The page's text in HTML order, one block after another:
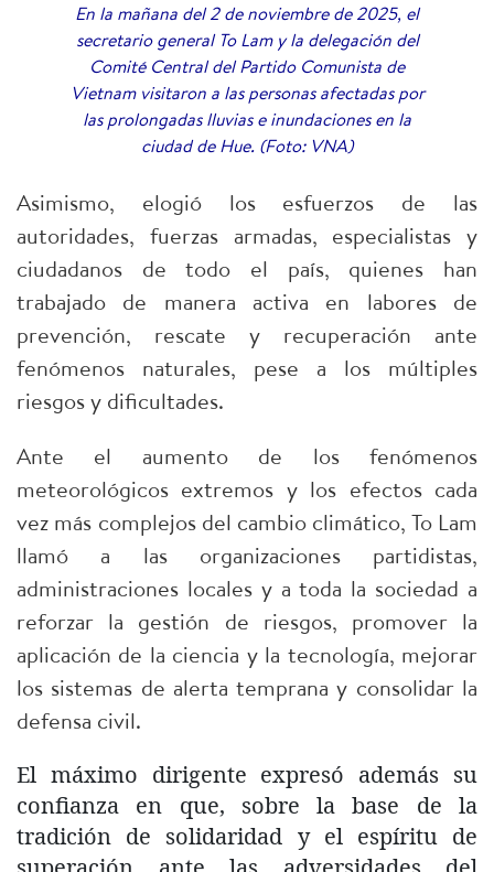
En la mañana del 2 de noviembre de 2025, el
secretario general To Lam y la delegación del
Comité Central del Partido Comunista de
Vietnam visitaron a las personas afectadas por
las prolongadas lluvias e inundaciones en la
ciudad de Hue. (Foto: VNA)
Asimismo, elogió los esfuerzos de las
autoridades, fuerzas armadas, especialistas y
ciudadanos de todo el país, quienes han
trabajado de manera activa en labores de
prevención, rescate y recuperación ante
fenómenos naturales, pese a los múltiples
riesgos y dificultades.
Ante el aumento de los fenómenos
meteorológicos extremos y los efectos cada
vez más complejos del cambio climático, To Lam
llamó a las organizaciones partidistas,
administraciones locales y a toda la sociedad a
reforzar la gestión de riesgos, promover la
aplicación de la ciencia y la tecnología, mejorar
los sistemas de alerta temprana y consolidar la
defensa civil.
El máximo dirigente expresó además su
confianza en que, sobre la base de la
tradición de solidaridad y el espíritu de